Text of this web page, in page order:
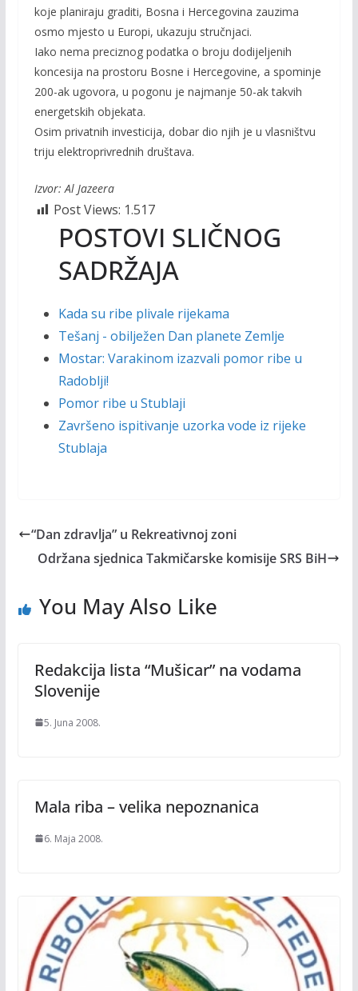
koje planiraju graditi, Bosna i Hercegovina zauzima
osmo mjesto u Europi, ukazuju stručnjaci.
Iako nema preciznog podatka o broju dodijeljenih
koncesija na prostoru Bosne i Hercegovine, a spominje
200-ak ugovora, u pogonu je najmanje 50-ak takvih
energetskih objekata.
Osim privatnih investicija, dobar dio njih je u vlasništvu
triju elektroprivrednih društava.
Izvor: Al Jazeera
Post Views: 1.517
POSTOVI SLIČNOG
SADRŽAJA
Kada su ribe plivale rijekama
Tešanj - obilježen Dan planete Zemlje
Mostar: Varakinom izazvali pomor ribe u
Radoblji!
Pomor ribe u Stublaji
Završeno ispitivanje uzorka vode iz rijeke
Stublaja
“Dan zdravlja” u Rekreativnoj zoni
Održana sjednica Takmičarske komisije SRS BiH
You May Also Like
Redakcija lista “Mušicar” na vodama
Slovenije
5. Juna 2008.
Mala riba – velika nepoznanica
6. Maja 2008.